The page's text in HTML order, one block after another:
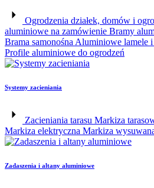
Ogrodzenia działek, domów i
aluminiowe na zamówienie Bramy
Brama samonośna Aluminiowe lamele
Profile aluminiowe do ogrodzeń
Systemy zacieniania
Zacieniania tarasu Markiza
Markiza elektryczna Markiza
Zadaszenia i altany aluminiowe